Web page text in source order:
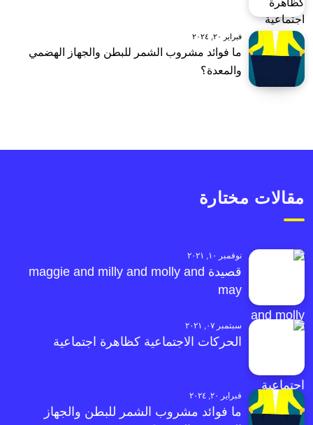
فبراير ٢٠, ٢٠٢٤
ما فوائد مشروب الشمر للبطن والجهاز الهضمي
والمعدة؟
مقالات مختارة
نوفمبر ١٠, ٢٠٢١
قصيدة maggie and milly and molly and
may
سبتمبر ٠٧, ٢٠٢١
الحركات الاجتماعية كظاهرة اجتماعية
فبراير ٢٠, ٢٠٢٤
ما فوائد مشروب الشمر للبطن والجهاز